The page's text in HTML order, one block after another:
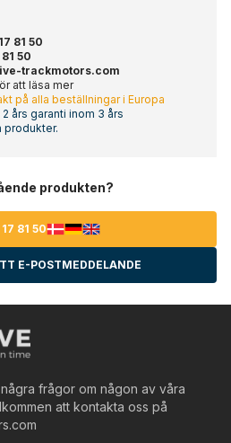
81 50
50
trackmotors.com
att läsa mer
på alla beställningar i Europa
2 års garanti inom 3 års
produkter.
produkten?
81 50
E-POSTMEDDELANDE
frågor om någon av våra
att kontakta oss på